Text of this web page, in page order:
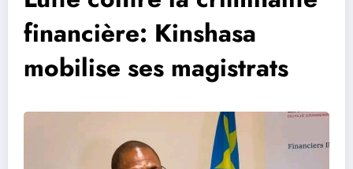
financière: Kinshasa
mobilise ses magistrats